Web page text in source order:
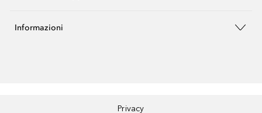
Informazioni
Privacy